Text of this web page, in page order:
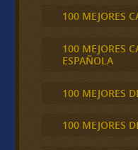
100 MEJORES
100 MEJORES
ESPAÑOLA
100 MEJORES
100 MEJORES